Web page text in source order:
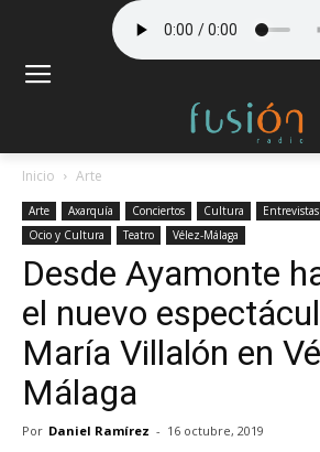
Inicio Arte
Arte Axarquía Conciertos Cultura Entrevistas
Ocio y Cultura
Teatro Vélez-Málaga
Desde Ayamonte
el nuevo
María Villalón en
Málaga
Por Daniel Ramírez - 16 octubre, 2019